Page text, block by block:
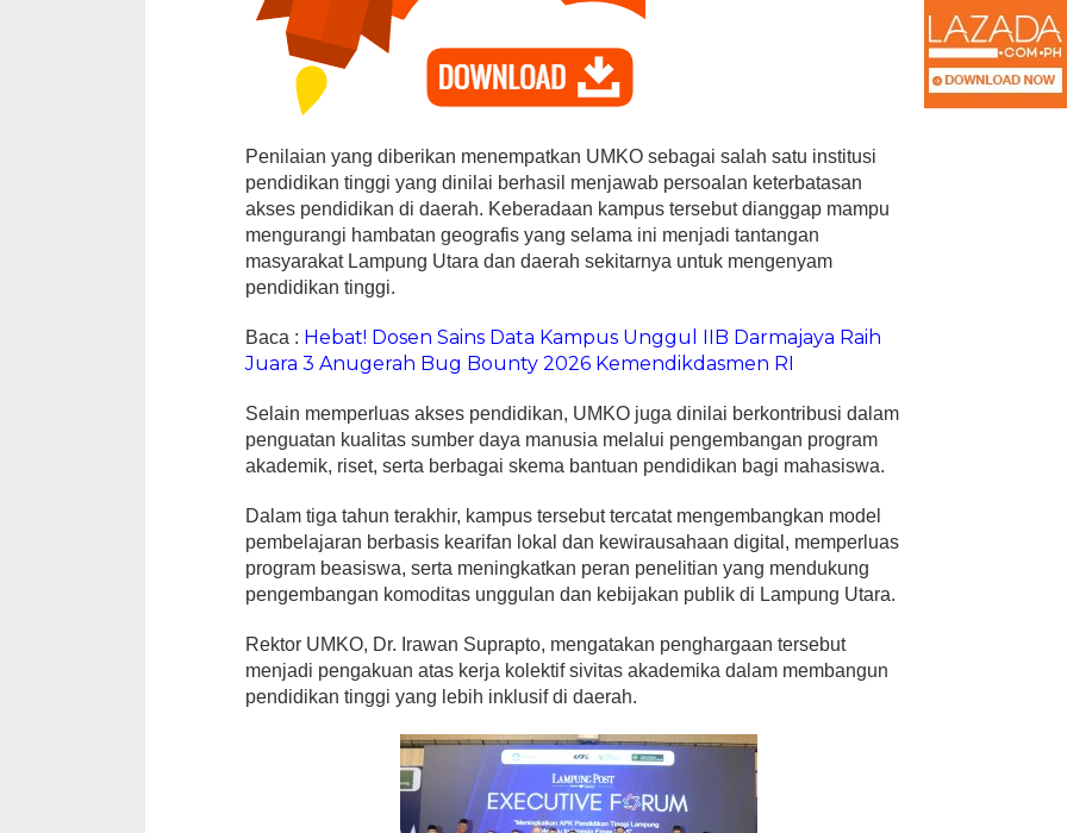
Penilaian yang diberikan menempatkan UMKO sebagai salah satu institusi
pendidikan tinggi yang dinilai berhasil menjawab persoalan keterbatasan
akses pendidikan di daerah. Keberadaan kampus tersebut dianggap mampu
mengurangi hambatan geografis yang selama ini menjadi tantangan
masyarakat Lampung Utara dan daerah sekitarnya untuk mengenyam
pendidikan tinggi.
Baca : Hebat! Dosen Sains Data Kampus Unggul IIB Darmajaya Raih
Juara 3 Anugerah Bug Bounty 2026 Kemendikdasmen RI
Selain memperluas akses pendidikan, UMKO juga dinilai berkontribusi dalam
penguatan kualitas sumber daya manusia melalui pengembangan program
akademik, riset, serta berbagai skema bantuan pendidikan bagi mahasiswa.
Dalam tiga tahun terakhir, kampus tersebut tercatat mengembangkan model
pembelajaran berbasis kearifan lokal dan kewirausahaan digital, memperluas
program beasiswa, serta meningkatkan peran penelitian yang mendukung
pengembangan komoditas unggulan dan kebijakan publik di Lampung Utara.
Rektor UMKO, Dr. Irawan Suprapto, mengatakan penghargaan tersebut
menjadi pengakuan atas kerja kolektif sivitas akademika dalam membangun
pendidikan tinggi yang lebih inklusif di daerah.